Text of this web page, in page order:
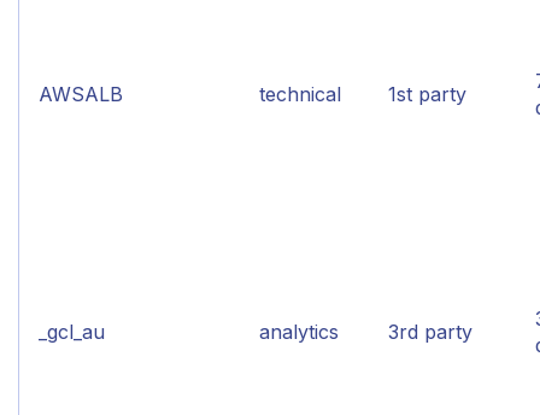
AWSALB technical 1st party
_gcl_au analytics 3rd party